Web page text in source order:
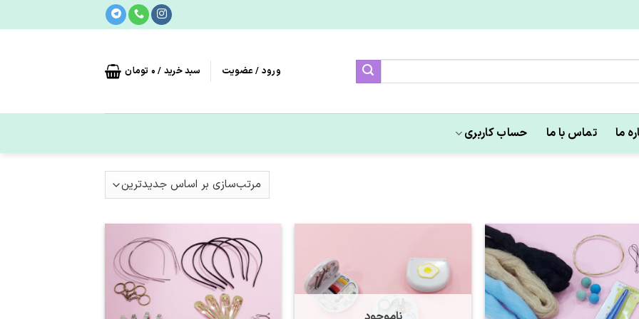
ورود / عضویت سبد خرید / 0 تومان
ما تماس با ما حساب کاربری
علاقه
مندی
ها
علاقه
مندی
علاقه
مندی